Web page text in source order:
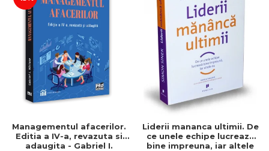
Managementul afacerilor.
Editia a IV-a, revazuta si
adaugita - Gabriel I.
Liderii mananca ultimii. De
ce unele echipe lucreaza
bine impreuna, iar altele